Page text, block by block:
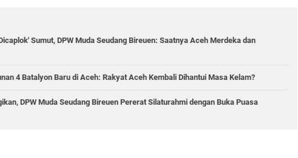
Sumut, DPW Muda Seudang Bireuen: Saatnya Aceh Merdeka dan
4 Batalyon Baru di Aceh: Rakyat Aceh Kembali Dihantui Masa Kelam?
DPW Muda Seudang Bireuen Pererat Silaturahmi dengan Buka Puasa